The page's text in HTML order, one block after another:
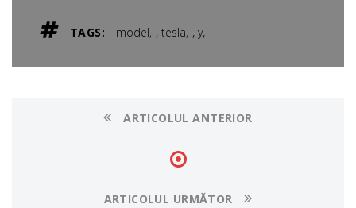
TAGS: model ,tesla ,y,
ARTICOLUL ANTERIOR
ARTICOLUL URMĂTOR